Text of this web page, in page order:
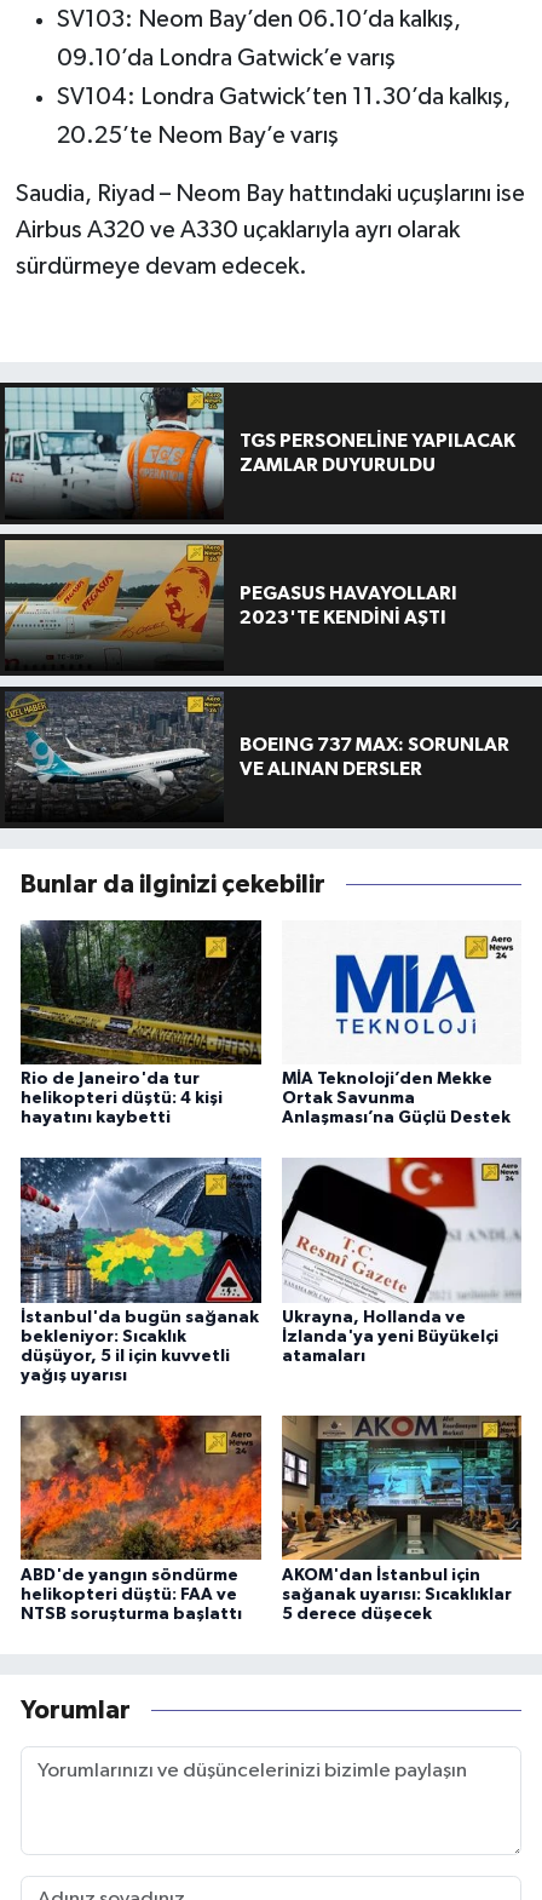
SV103: Neom Bay’den 06.10’da kalkış,
09.10’da Londra Gatwick’e varış
SV104: Londra Gatwick’ten 11.30’da kalkış,
20.25’te Neom Bay’e varış
Saudia, Riyad – Neom Bay hattındaki uçuşlarını ise
Airbus A320 ve A330 uçaklarıyla ayrı olarak
sürdürmeye devam edecek.
TGS PERSONELİNE YAPILACAK
ZAMLAR DUYURULDU
PEGASUS HAVAYOLLARI
2023'TE KENDİNİ AŞTI
BOEING 737 MAX: SORUNLAR
VE ALINAN DERSLER
Bunlar da ilginizi çekebilir
Rio de Janeiro'da tur
helikopteri düştü: 4 kişi
hayatını kaybetti
MİA Teknoloji’den Mekke
Ortak Savunma
Anlaşması’na Güçlü Destek
İstanbul'da bugün sağanak
bekleniyor: Sıcaklık
düşüyor, 5 il için kuvvetli
yağış uyarısı
Ukrayna, Hollanda ve
İzlanda'ya yeni Büyükelçi
atamaları
ABD'de yangın söndürme
helikopteri düştü: FAA ve
NTSB soruşturma başlattı
AKOM'dan İstanbul için
sağanak uyarısı: Sıcaklıklar
5 derece düşecek
Yorumlar